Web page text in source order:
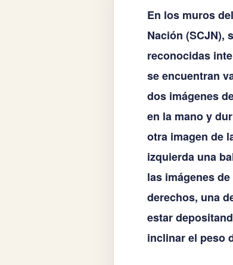
En los muros
Nación (SCJN),
reconocidas
se encuentran
dos imágenes
en la mano y
otra imagen de
izquierda una
las imágenes
derechos, una
estar
inclinar el peso